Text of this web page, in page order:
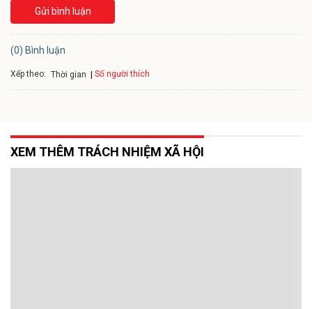
Gửi bình luận
(0) Bình luận
Xếp theo: Thời gian Số người thích
XEM THÊM TRÁCH NHIỆM XÃ HỘI